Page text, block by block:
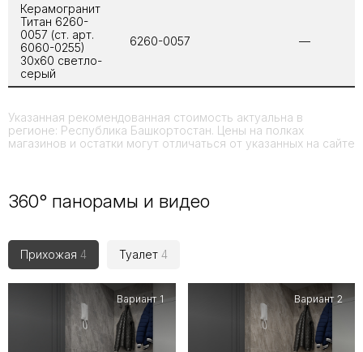
Керамогранит
Титан 6260-
0057 (ст. арт.
6060-0255)
30х60 светло-
серый
6260-0057 —
Указанная рекомендованная стоимость актуальна в
регионе: Республика Башкортостан. Цены на полках
магазинов и остатки могут отличаться от указанных на сайте
360° панорамы и видео
Прихожая 4 Туалет 4
Вариант 1 Вариант 2